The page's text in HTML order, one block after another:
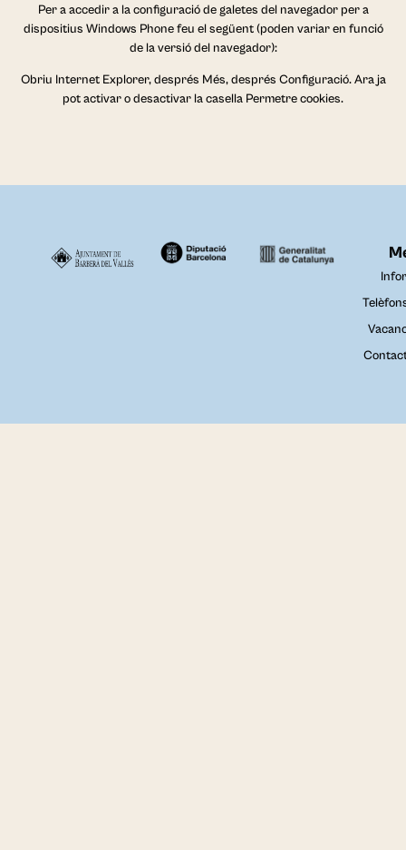
Per a accedir a la configuració de galetes del navegador per a
dispositius Windows Phone feu el següent (poden variar en funció
de la versió del navegador):
Obriu Internet Explorer, després Més, després Configuració. Ara ja
pot activar o desactivar la casella Permetre cookies.